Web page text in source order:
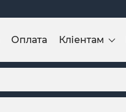
Оплата Кліентам